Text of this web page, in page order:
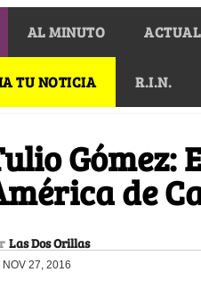
AL MINUTO
TU NOTICIA R.I.N.
Gómez:
de
Las Dos Orillas
NOV 27, 2016